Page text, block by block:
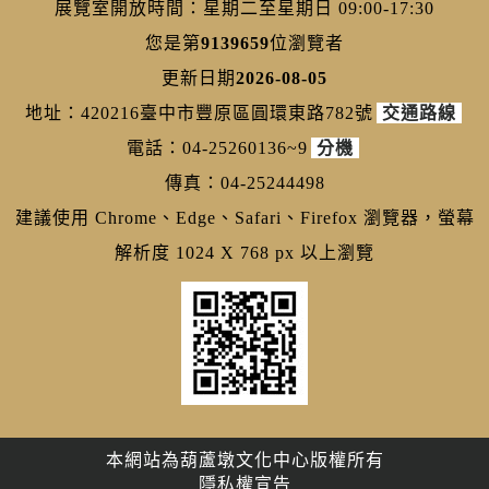
展覽室開放時間：星期二至星期日 09:00-17:30
您是第9139659位瀏覽者
更新日期2026-08-05
地址：420216臺中市豐原區圓環東路782號 交通路線
電話：04-25260136~9 分機
傳真：04-25244498
建議使用 Chrome、Edge、Safari、Firefox 瀏覽器，螢幕
解析度 1024 X 768 px 以上瀏覽
本網站為葫蘆墩文化中心版權所有
隱私權宣告